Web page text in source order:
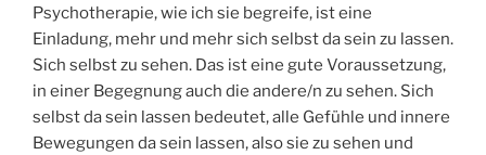
Psychotherapie, wie ich sie begreife, ist eine
Einladung, mehr und mehr sich selbst da sein zu lassen.
Sich selbst zu sehen. Das ist eine gute Voraussetzung,
in einer Begegnung auch die andere/n zu sehen. Sich
selbst da sein lassen bedeutet, alle Gefühle und innere
Bewegungen da sein lassen, also sie zu sehen und